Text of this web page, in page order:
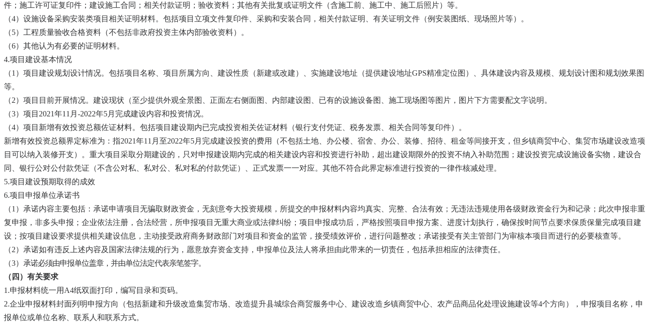
件；施工许可证复印件；建设施工合同；相关付款证明；验收资料；其他有关批复或证明文件（含施工前、施工中、施工后照片）等。
（4）设施设备采购安装类项目相关证明材料。包括项目立项文件复印件、采购和安装合同，相关付款证明、有关证明文件（例安装图纸、现场照片等）。
（5）工程质量验收合格资料（不包括非政府投资主体内部验收资料）。
（6）其他认为有必要的证明材料。
4.项目建设基本情况
（1）项目建设规划设计情况。包括项目名称、项目所属方向、建设性质（新建或改建）、实施建设地址（提供建设地址GPS精准定位图）、具体建设内容及规模、规划设计图和规划效果图
等。
（2）项目目前开展情况。建设现状（至少提供外观全景图、正面左右侧面图、内部建设图、已有的设施设备图、施工现场图等图片，图片下方需要配文字说明。
（3）项目2021年11月-2022年5月完成建设内容和投资情况。
（4）项目新增有效投资总额佐证材料。包括项目建设期内已完成投资相关佐证材料（银行支付凭证、税务发票、相关合同等复印件）。
新增有效投资总额界定标准为：指2021年11月至2022年5月完成建设投资的费用（不包括土地、办公楼、宿舍、办公、装修、招待、租金等间接开支，但乡镇商贸中心、集贸市场建设改造项
目可以纳入装修开支）。重大项目采取分期建设的，只对申报建设期内完成的相关建设内容和投资进行补助，超出建设期限外的投资不纳入补助范围；建设投资完成设施设备实物，建设合
同、银行公对公付款凭证（不含公对私、私对公、私对私的付款凭证）、正式发票一一对应。其他不符合此界定标准进行投资的一律作核减处理。
5.项目建设预期取得的成效
6.项目申报单位承诺书
（1）承诺内容主要包括：承诺申请项目无骗取财政资金，无刻意夸大投资规模，所提交的申报材料内容均真实、完整、合法有效；无违法违规使用各级财政资金行为和记录；此次申报非重
复申报，非多头申报；企业依法注册，合法经营，所申报项目无重大商业或法律纠纷；项目申报成功后，严格按照项目申报方案、进度计划执行，确保按时间节点要求保质保量完成项目建
设；按项目建设要求提供相关建设信息，主动接受政府商务财政部门对项目和资金的监管，接受绩效评价，进行问题整改；承诺接受有关主管部门为审核本项目而进行的必要核查等。
（2）承诺如有违反上述内容及国家法律法规的行为，愿意放弃资金支持，申报单位及法人将承担由此带来的一切责任，包括承担相应的法律责任。
（3） 承诺必须由申报单位盖章，并由单位法定代表亲笔签字。
（四）有关要求
1.申报材料统一用A4纸双面打印，编写目录和页码。
2.企业申报材料封面列明申报方向（包括新建和升级改造集贸市场、改造提升县城综合商贸服务中心、建设改造乡镇商贸中心、农产品商品化处理设施建设等4个方向），申报项目名称，申
报单位或单位名称、联系人和联系方式。